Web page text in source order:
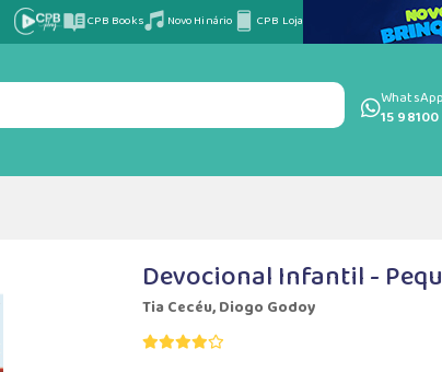
CPB Books Novo Hinário CPB Loja
WhatsApp
15
Devocional Infantil -
Tia Cecéu, Diogo Godoy